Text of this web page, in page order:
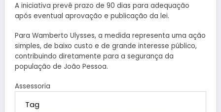
A iniciativa prevê prazo de 90 dias para adequação
após eventual aprovação e publicação da lei.
Para Wamberto Ulysses, a medida representa uma ação
simples, de baixo custo e de grande interesse público,
contribuindo diretamente para a segurança da
população de João Pessoa.
Assessoria
Tag